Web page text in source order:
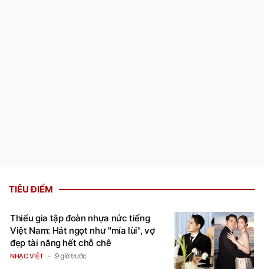
TIÊU ĐIỂM
Thiếu gia tập đoàn nhựa nức tiếng
Việt Nam: Hát ngọt như "mía lùi", vợ
đẹp tài năng hết chỗ chê
NHẠC VIỆT 9 giờ trước